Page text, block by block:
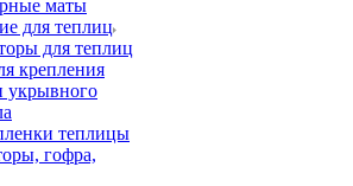
маты
для теплиц
для теплиц
крепления
укрывного
теплицы
гофра,